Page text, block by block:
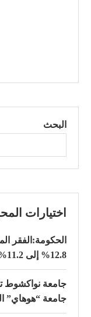
البحث
اختيارات
الحكومة:الفقر
12.8% إلى 11.2%
جامعة نواكشوط
جامعة “هوهاي”